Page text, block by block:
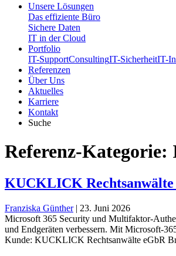
Unsere Lösungen
Das effiziente Büro
Sichere Daten
IT in der Cloud
Portfolio
IT-SupportConsultingIT-SicherheitIT-
Referenzen
Über Uns
Aktuelles
Karriere
Kontakt
Suche
Referenz-Kategorie:
KUCKLICK Rechtsanwälte
Franziska Günther | 23. Juni 2026
Microsoft 365 Security und Multifaktor-
und Endgeräten verbessern. Mit Microsoft-
Kunde: KUCKLICK Rechtsanwälte eGbR